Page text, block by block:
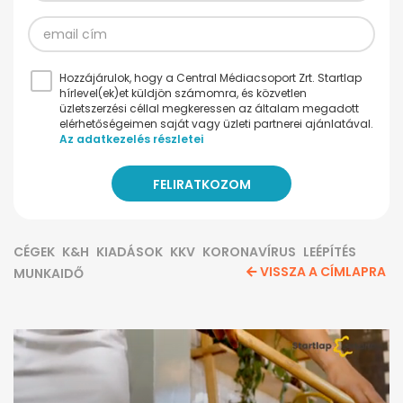
Hozzájárulok, hogy a Central Médiacsoport Zrt. Startlap
hírlevel(ek)et küldjön számomra, és közvetlen
üzletszerzési céllal megkeressen az általam megadott
elérhetőségeimen saját vagy üzleti partnerei ajánlatával.
Az adatkezelés részletei
CÉGEK K&H KIADÁSOK KKV KORONAVÍRUS LEÉPÍTÉS
MUNKAIDŐ
VISSZA A CÍMLAPRA